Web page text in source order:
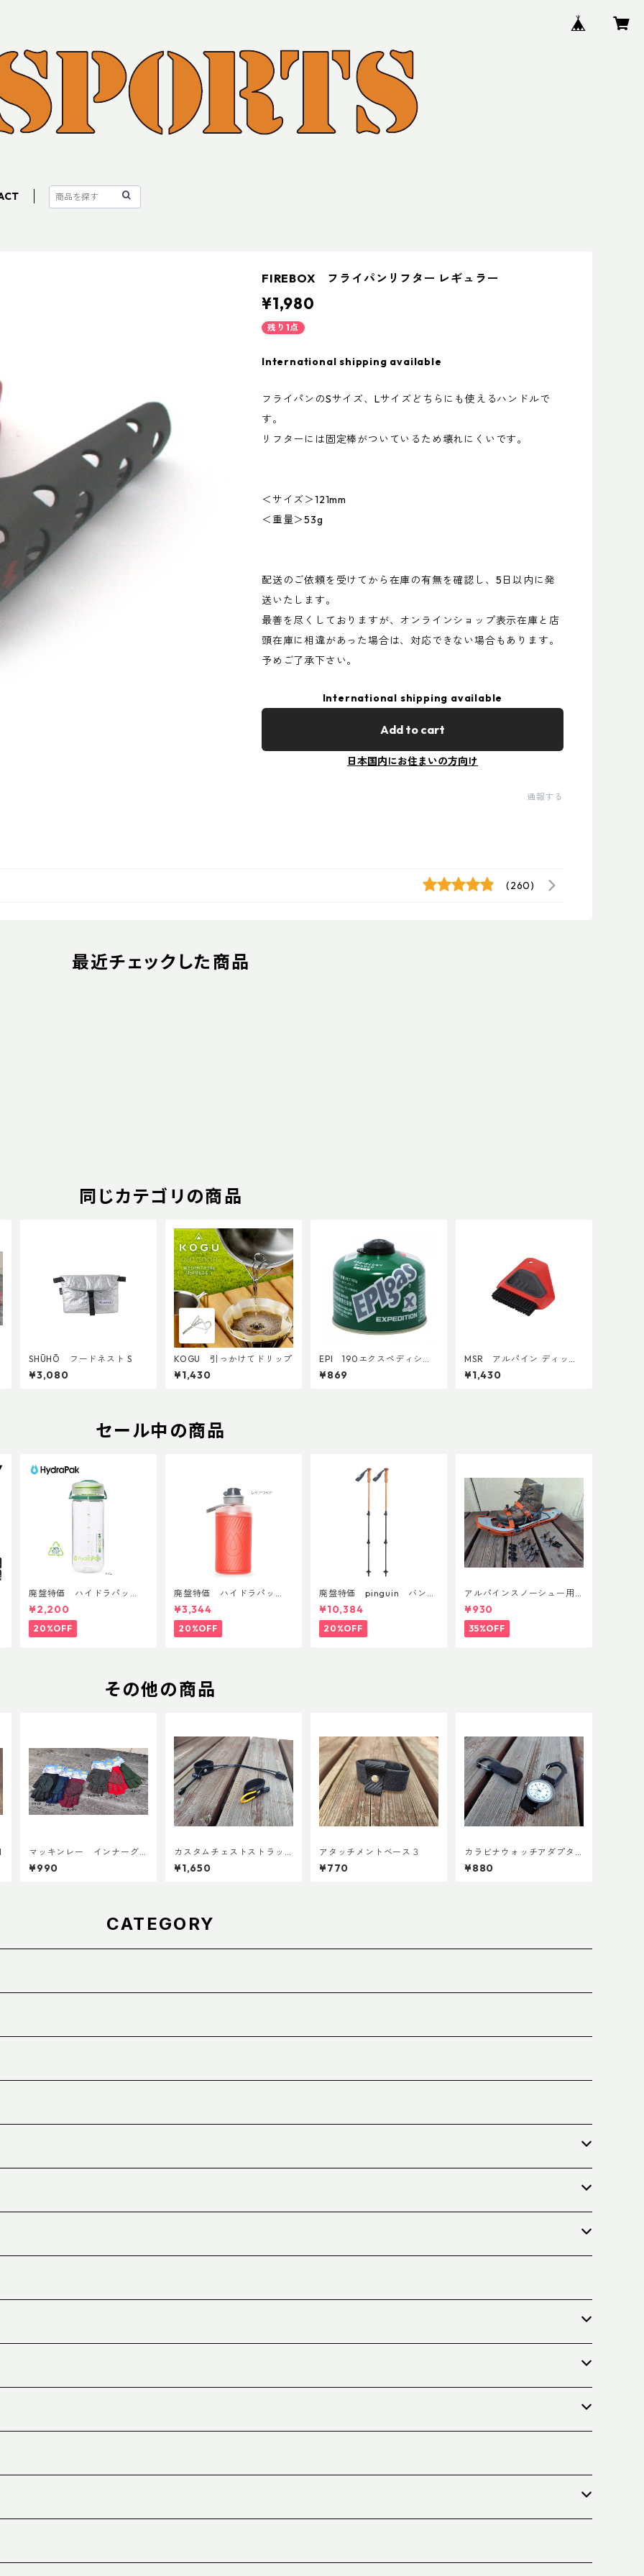
FIREBOX フライパンリフター レギュラー
¥1,980
残り1点
International shipping available
フライパンのSサイズ、Lサイズどちらにも使えるハンドルで
す。
リフターには固定棒がついているため壊れにくいです。
＜サイズ＞121mm
＜重量＞53g
配送のご依頼を受けてから在庫の有無を確認し、5日以内に発
送いたします。
最善を尽くしておりますが、オンラインショップ表示在庫と店
頭在庫に相違があった場合は、対応できない場合もあります。
予めご了承下さい。
International shipping available
Add to cart
日本国内にお住まいの方向け
通報する
(260)
最近チェックした商品
同じカテゴリの商品
SHŪHŌ フードネスト S
¥3,080
KOGU 引っかけてドリップ
¥1,430
EPI 190エクスペディショ
ンカートリッジ
¥869
MSR アルパイン ディッシ
ュブラシ／スクレイパー
¥1,430
セール中の商品
廃盤特価 ハイドラパッ
ク リーコン ツイスト＆シ
ップ 500ml
¥2,200
20%OFF
廃盤特価 ハイドラパッ
ク フラックス 750ml
¥3,344
20%OFF
廃盤特価 pinguin バンブ
ーFLフォーム(ペア)
¥10,384
20%OFF
アルパインスノーシュー用
ストラップキャッチ(ペア)
¥930
35%OFF
その他の商品
マッキンレー インナーグ
ローブ ノンスリップショー
ト
¥990
カスタムチェストストラッ
プ Ver.2
¥1,650
アタッチメントベース３
¥770
カラビナウォッチアダプタ
ーLite
¥880
CATEGORY